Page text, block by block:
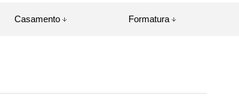
Casamento Formatura